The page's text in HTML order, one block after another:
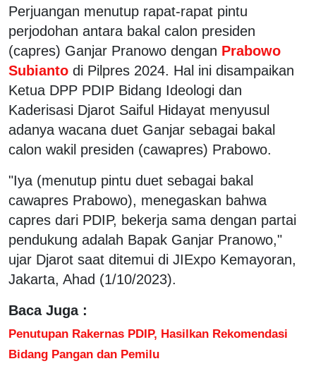
Perjuangan menutup rapat-rapat pintu
perjodohan antara bakal calon presiden
(capres) Ganjar Pranowo dengan Prabowo
Subianto di Pilpres 2024. Hal ini disampaikan
Ketua DPP PDIP Bidang Ideologi dan
Kaderisasi Djarot Saiful Hidayat menyusul
adanya wacana duet Ganjar sebagai bakal
calon wakil presiden (cawapres) Prabowo.
"Iya (menutup pintu duet sebagai bakal
cawapres Prabowo), menegaskan bahwa
capres dari PDIP, bekerja sama dengan partai
pendukung adalah Bapak Ganjar Pranowo,"
ujar Djarot saat ditemui di JIExpo Kemayoran,
Jakarta, Ahad (1/10/2023).
Baca Juga :
Penutupan Rakernas PDIP, Hasilkan Rekomendasi
Bidang Pangan dan Pemilu